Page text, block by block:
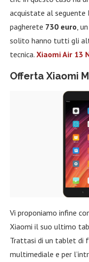
acquistate al seguente
pagherete 730 euro ,
solito hanno tutti gli
tecnica. Xiaomi Air 13
Offerta Xiaomi
Vi proponiamo infine
Xiaomi il suo ultimo
Trattasi di un tablet di
multimediale e per